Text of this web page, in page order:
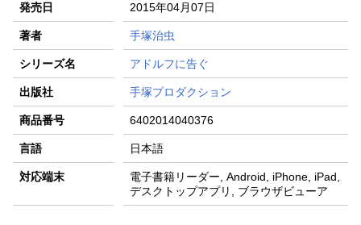
発売日 2015年04月07日
著者 手塚治虫
シリーズ名 アドルフに告ぐ
出版社 手塚プロダクション
商品番号 6402014040376
言語 日本語
対応端末
電子書籍リーダー, Android, iPhone, iPad,
デスクトップアプリ, ブラウザビューア